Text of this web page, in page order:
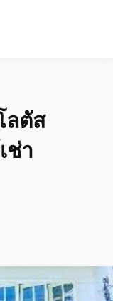
ลตัส
ช่า